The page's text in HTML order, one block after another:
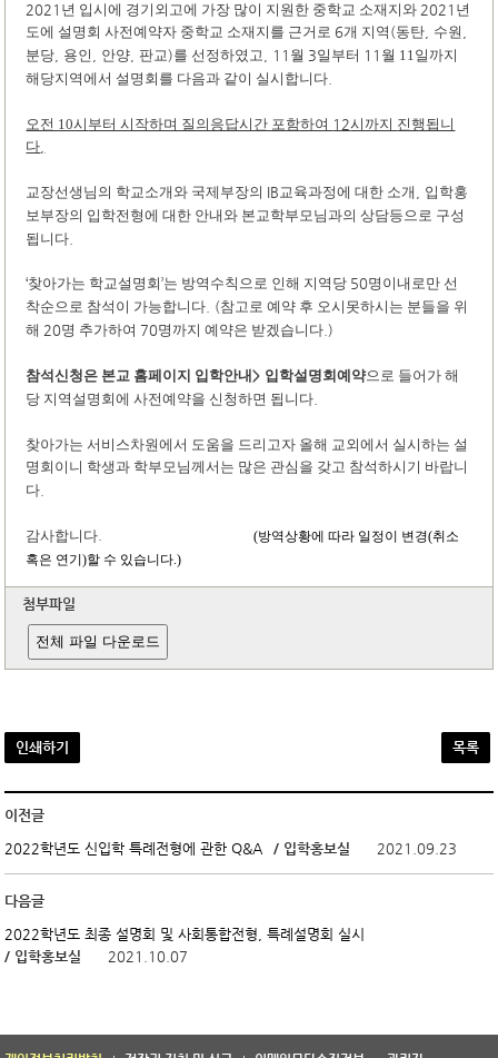
2021 년 입시에 경기외고에 가장 많이 지원한 중학교 소재지와 2021 년
도에 설명회 사전예약자 중학교 소재지를 근거로 6개 지역 (동탄 수원
분당 용인 안양 판교)를 선정하였고 , 11 월 3일부터 11 월 11일까지
해당지역에서 설명회를 다음과 같이 실시합니다
오전 10시 부터 시작하며 질의응답시간 포함하여 12시까지 진행됩니
다
교장선생님의 학교소개와 국제부장의 IB 교육과정에 대한 소개
입학홍
보부장의 입학전형에 대한 안내와 본교학부모님과의 상담등으로 구성
됩니다
‘찾아가는 학교설명회’는 방역수칙으로 인해 지역당 50명이내로만 선
착순으로 참석이 가능합니다 . (참고로 예약 후 오시못하시는 분들을 위
해 20명 추가하여 70명까지 예약은 받겠습니다 .)
참석신청은 본교 홈페이지 입학안내> 입학설명회예약으로 들어가 해
당 지역설명회에 사전예약을 신청하면 됩니다
찾아가는 서비스차원에서 도움을 드리고자 올해 교외에서 실시하는 설
명회이니 학생과 학부모님께서는 많은 관심을 갖고 참석하시기 바랍니
다
감사합니다 .(방역상황에 따라 일정이 변경(취소
혹은 연기)할 수 있습니다.)
첨부파일
전체 파일 다운로드
인쇄하기 목록
이전글
2022학년도 신입학 특례전형에 관한 Q&A / 입학홍보실 2021.09.23
다음글
2022학년도 최종 설명회 및 사회통합전형, 특례설명회 실시
/ 입학홍보실
2021.10.07